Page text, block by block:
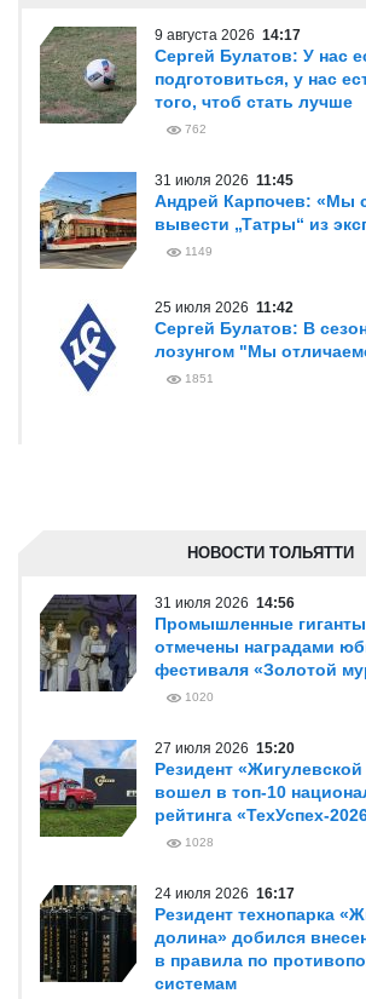
9 августа 2026 14:17
Сергей Булатов: У нас
подготовиться, у нас
того, чтоб стать лучше
762
31 июля 2026 11:45
Андрей Карпочев: «Мы
вывести „Татры“ из
1149
25 июля 2026 11:42
Сергей Булатов: В
лозунгом "Мы
1851
НОВОСТИ ТОЛЬЯТТИ
31 июля 2026 14:56
Промышленные гиганты
отмечены наградами
фестиваля «Золотой
1020
27 июля 2026 15:20
Резидент
вошел в топ-10
рейтинга «ТехУспех-
1028
24 июля 2026 16:17
Резидент технопарка
долина» добился
в правила по
системам